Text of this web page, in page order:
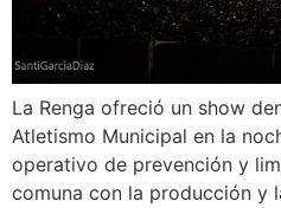
La Renga ofreció un show
Atletismo Municipal en la
operativo de prevención y
comuna con la producción y